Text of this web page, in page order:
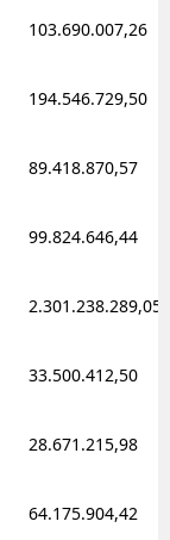
103.690.007,26
194.546.729,50
89.418.870,57
99.824.646,44
2.301.238.289,05
33.500.412,50
28.671.215,98
64.175.904,42